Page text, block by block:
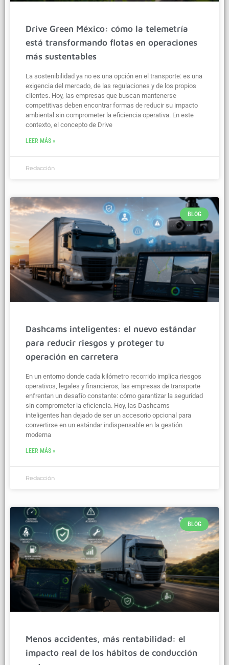
Drive Green México: cómo la telemetría
está transformando flotas en operaciones
más sustentables
La sostenibilidad ya no es una opción en el transporte: es una
exigencia del mercado, de las regulaciones y de los propios
clientes. Hoy, las empresas que buscan mantenerse
competitivas deben encontrar formas de reducir su impacto
ambiental sin comprometer la eficiencia operativa. En este
contexto, el concepto de Drive
LEER MÁS »
Redacción
BLOG
Dashcams inteligentes: el nuevo estándar
para reducir riesgos y proteger tu
operación en carretera
En un entorno donde cada kilómetro recorrido implica riesgos
operativos, legales y financieros, las empresas de transporte
enfrentan un desafío constante: cómo garantizar la seguridad
sin comprometer la eficiencia. Hoy, las Dashcams
inteligentes han dejado de ser un accesorio opcional para
convertirse en un estándar indispensable en la gestión
moderna
LEER MÁS »
Redacción
BLOG
Menos accidentes, más rentabilidad: el
impacto real de los hábitos de conducción